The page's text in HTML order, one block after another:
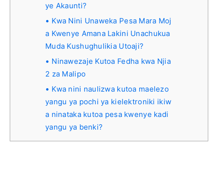
ye Akaunti?
Kwa Nini Unaweka Pesa Mara Moj
a Kwenye Amana Lakini Unachukua
Muda Kushughulikia Utoaji?
Ninawezaje Kutoa Fedha kwa Njia
2 za Malipo
Kwa nini naulizwa kutoa maelezo
yangu ya pochi ya kielektroniki ikiw
a ninataka kutoa pesa kwenye kadi
yangu ya benki?